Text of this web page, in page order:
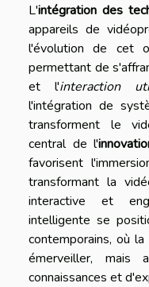
L'intégration des
appareils de
l'évolution de cet
permettant de
et l'interaction
l'intégration de
transforment le
central de l'
favorisent
transformant la
interactive et
intelligente se
contemporains, où
émerveiller, mais
connaissances et